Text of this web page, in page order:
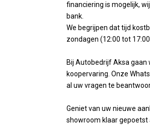
financiering is mogelijk,
bank.
We begrijpen dat tijd
zondagen (12:00 tot
Bij Autobedrijf Aksa gaan
koopervaring. Onze
al uw vragen te
Geniet van uw nieuwe
showroom klaar gepoetst